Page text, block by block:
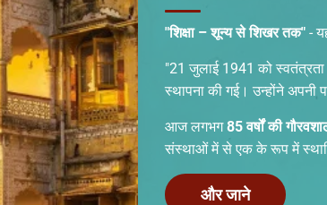
"शिक्षा – शून्य से शिखर तक" -
"21 जुलाई 1941 को स्वतंत्रता
स्थापना की गई। उन्होंने अपनी
आज लगभग85 वर्षों की
संस्थाओं में से एक के रूप में
और जाने